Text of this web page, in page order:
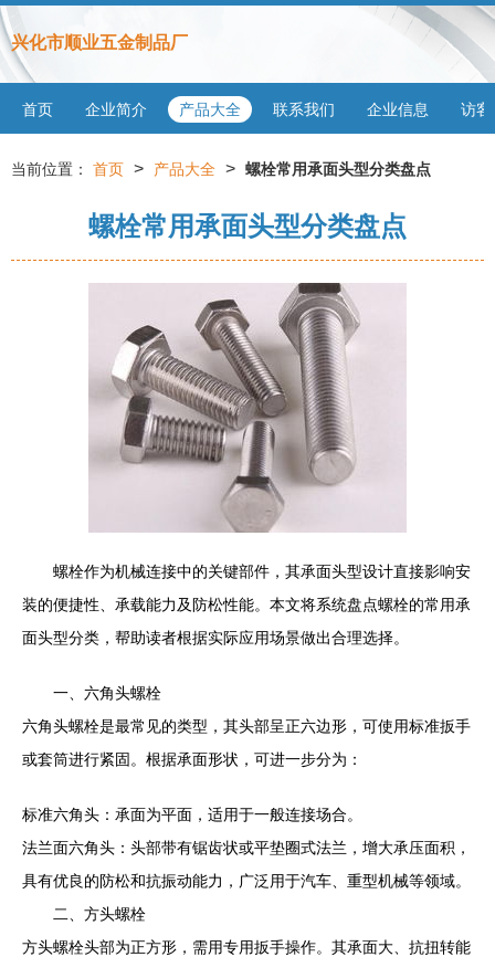
兴化市顺业五金制品厂
首页 企业简介 产品大全 联系我们 企业信息 访客
当前位置： 首页 > 产品大全 > 螺栓常用承面头型分类盘点
螺栓常用承面头型分类盘点
螺栓作为机械连接中的关键部件，其承面头型设计直接影响安
装的便捷性、承载能力及防松性能。本文将系统盘点螺栓的常用承
面头型分类，帮助读者根据实际应用场景做出合理选择。
一、六角头螺栓
六角头螺栓是最常见的类型，其头部呈正六边形，可使用标准扳手
或套筒进行紧固。根据承面形状，可进一步分为：
标准六角头：承面为平面，适用于一般连接场合。
法兰面六角头：头部带有锯齿状或平垫圈式法兰，增大承压面积，
具有优良的防松和抗振动能力，广泛用于汽车、重型机械等领域。
二、方头螺栓
方头螺栓头部为正方形，需用专用扳手操作。其承面大、抗扭转能